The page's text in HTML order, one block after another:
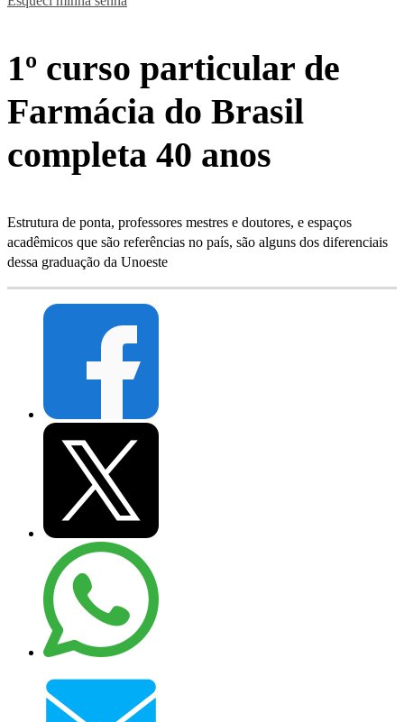
1º curso particular de
Farmácia do Brasil
completa 40 anos
Estrutura de ponta, professores mestres e doutores, e espaços
acadêmicos que são referências no país, são alguns dos diferenciais
dessa graduação da Unoeste